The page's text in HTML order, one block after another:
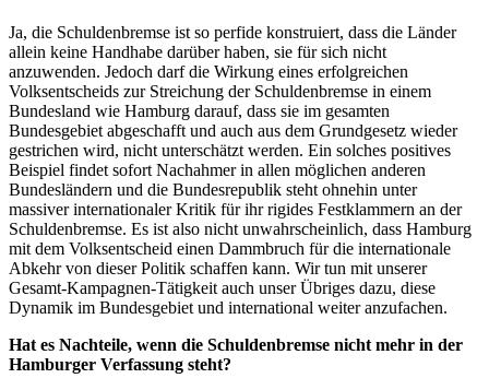
Ja, die Schuldenbremse ist so perfide konstruiert, dass die Länder
allein keine Handhabe darüber haben, sie für sich nicht
anzuwenden. Jedoch darf die Wirkung eines erfolgreichen
Volksentscheids zur Streichung der Schuldenbremse in einem
Bundesland wie Hamburg darauf, dass sie im gesamten
Bundesgebiet abgeschafft und auch aus dem Grundgesetz wieder
gestrichen wird, nicht unterschätzt werden. Ein solches positives
Beispiel findet sofort Nachahmer in allen möglichen anderen
Bundesländern und die Bundesrepublik steht ohnehin unter
massiver internationaler Kritik für ihr rigides Festklammern an der
Schuldenbremse. Es ist also nicht unwahrscheinlich, dass Hamburg
mit dem Volksentscheid einen Dammbruch für die internationale
Abkehr von dieser Politik schaffen kann. Wir tun mit unserer
Gesamt-Kampagnen-Tätigkeit auch unser Übriges dazu, diese
Dynamik im Bundesgebiet und international weiter anzufachen.
Hat es Nachteile, wenn die Schuldenbremse nicht mehr in der
Hamburger Verfassung steht?